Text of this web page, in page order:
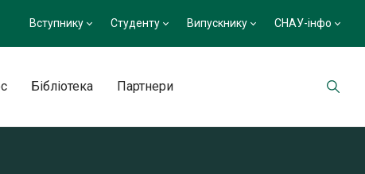
Вступнику Студенту Випускнику СНАУ-інфо
Бібліотека Партнери